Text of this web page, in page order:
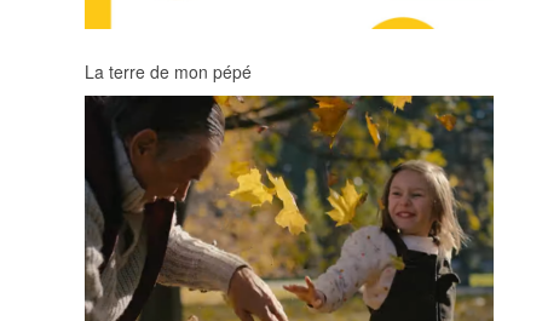
La terre de mon pépé